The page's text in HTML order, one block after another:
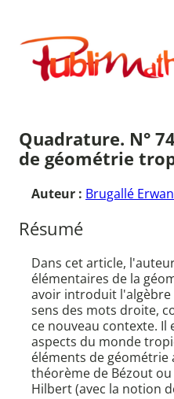
contenu
Publimath
Quadrature. N°
de géométrie
Auteur : Brugallé Erwan
Résumé
Dans cet article,
élémentaires de la
avoir introduit l'algèbre
sens des mots droite,
ce nouveau contexte.
aspects du monde
éléments de
théorème de Bézout
Hilbert (avec la notion